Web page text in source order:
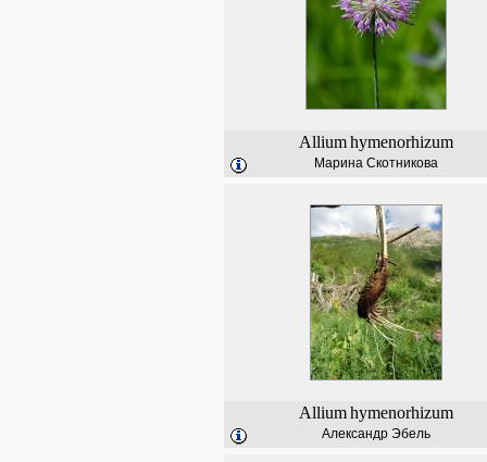
Alliumhymenorhizum
Марина Скотникова
Alliumhymenorhizum
Александр Эбель